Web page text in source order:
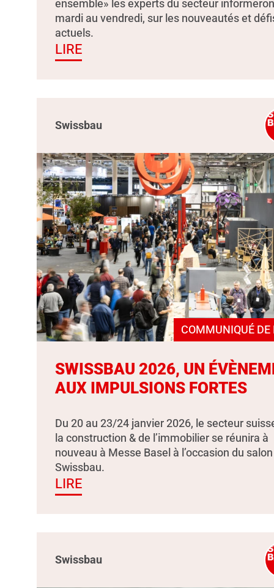
ensemble» les experts du secteur
mardi au vendredi, sur les nouveautés et
actuels.
LIRE
Swissbau
COMMUNIQUÉ DE
SWISSBAU 2026, UN
AUX IMPULSIONS FORTES
Du 20 au 23/24 janvier 2026, le secteur
la construction & de l’immobilier se réunira à
nouveau à Messe Basel à l’occasion du salon
Swissbau.
LIRE
Swissbau